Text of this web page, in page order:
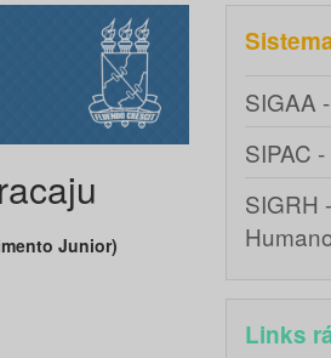
Junior)
SIGAA
SIPAC
SIGRH
Links